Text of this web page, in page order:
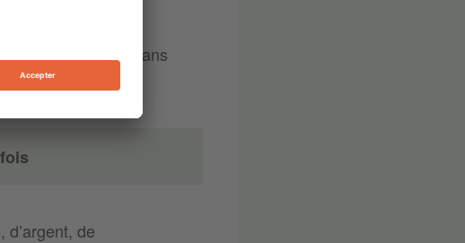
part.
pour jardiner sans
de